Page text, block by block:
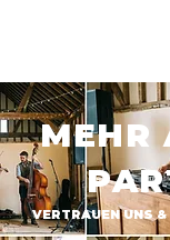
MEHR
VERTRAUEN UNS